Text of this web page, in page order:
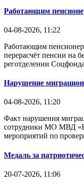
Работающим
04-08-2026, 11:22
Работающим
перерасчёт пенсии на
реготделении
Нарушение
04-08-2026, 11:20
Факт нарушения
сотрудники МО МВД
мероприятий по
Медаль за
20-07-2026, 11:06